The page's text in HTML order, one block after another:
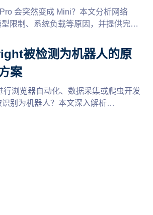
会突然变成 Mini？本文分析网络
型限制、系统负载等原因，并提供完整
被检测为机器人的原
案
行浏览器自动化、数据采集或爬虫开发
别为机器人？本文深入解析